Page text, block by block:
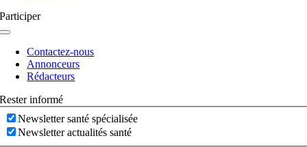
Participer
Navigation
basculeContactez-nous
Annonceurs
Rédacteurs
Rester informé
Newsletter santé spécialisée
Newsletter actualités santé